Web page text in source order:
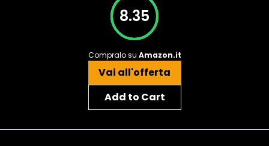
8.35
Compralo su Amazon.it
Vai all'offerta
Add to Cart